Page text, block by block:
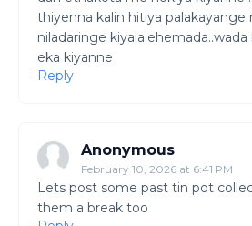
thiyenna kalin hitiya palakayange
niladaringe
eka kiyanne
Reply
Anonymous
February 10, 2026 at 6:41 PM
Lets post some past tin pot
them a break too